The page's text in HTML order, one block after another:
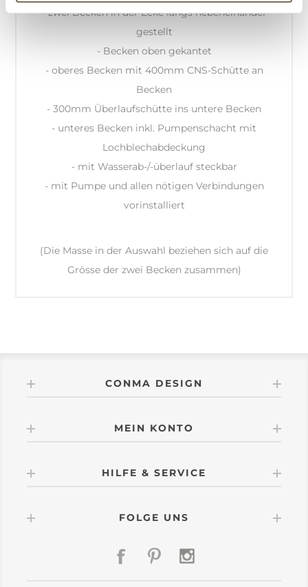
- zwei Becken in der Ecke längs nebeneinander
gestellt
- Becken oben gekantet
- oberes Becken mit 400mm CNS-Schütte an
Becken
- 300mm Überlaufschütte ins untere Becken
- unteres Becken inkl. Pumpenschacht mit
Lochblechabdeckung
- mit Wasserab-/-überlauf steckbar
- mit Pumpe und allen nötigen Verbindungen
vorinstalliert
(Die Masse in der Auswahl beziehen sich auf die
Grösse der zwei Becken zusammen)
CONMA DESIGN
MEIN KONTO
HILFE & SERVICE
FOLGE UNS